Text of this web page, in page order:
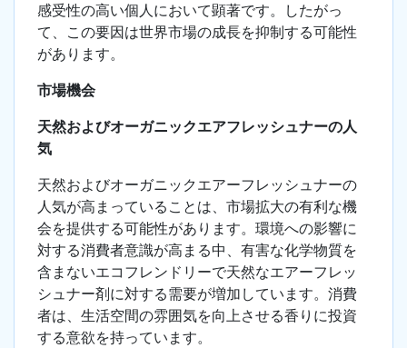
感受性の高い個人において顕著です。したがっ
て、この要因は世界市場の成長を抑制する可能性
があります。
市場機会
天然およびオーガニックエアフレッシュナーの人
気
天然およびオーガニックエアーフレッシュナーの
人気が高まっていることは、市場拡大の有利な機
会を提供する可能性があります。環境への影響に
対する消費者意識が高まる中、有害な化学物質を
含まないエコフレンドリーで天然なエアーフレッ
シュナー剤に対する需要が増加しています。消費
者は、生活空間の雰囲気を向上させる香りに投資
する意欲を持っています。